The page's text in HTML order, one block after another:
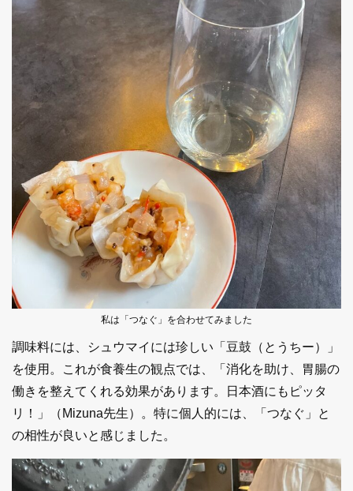
私は「つなぐ」を合わせてみました
調味料には、シュウマイには珍しい「豆鼓（とうちー）」
を使用。これが食養生の観点では、「消化を助け、胃腸の
働きを整えてくれる効果があります。日本酒にもピッタ
リ！」（Mizuna先生）。特に個人的には、「つなぐ」と
の相性が良いと感じました。